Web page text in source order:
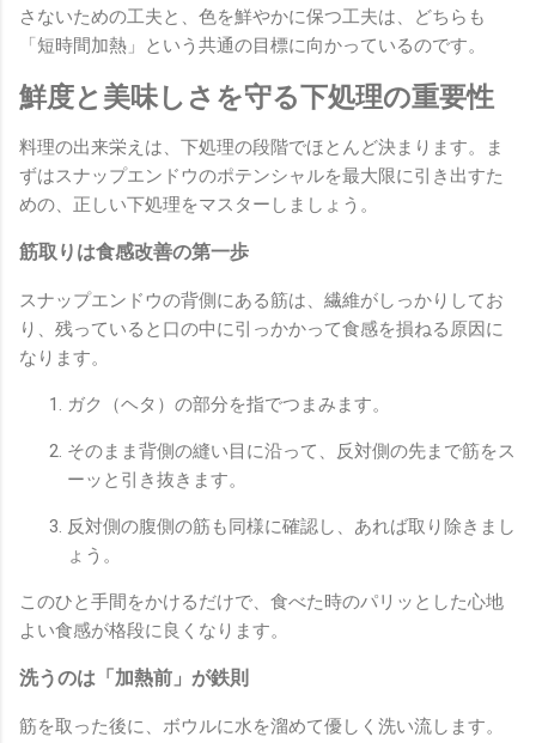
さないための工夫と、色を鮮やかに保つ工夫は、どちらも
「短時間加熱」という共通の目標に向かっているのです。
鮮度と美味しさを守る下処理の重要性
料理の出来栄えは、下処理の段階でほとんど決まります。ま
ずはスナップエンドウのポテンシャルを最大限に引き出すた
めの、正しい下処理をマスターしましょう。
筋取りは食感改善の第一歩
スナップエンドウの背側にある筋は、繊維がしっかりしてお
り、残っていると口の中に引っかかって食感を損ねる原因に
なります。
ガク（ヘタ）の部分を指でつまみます。
そのまま背側の縫い目に沿って、反対側の先まで筋をス
ーッと引き抜きます。
反対側の腹側の筋も同様に確認し、あれば取り除きまし
ょう。
このひと手間をかけるだけで、食べた時のパリッとした心地
よい食感が格段に良くなります。
洗うのは「加熱前」が鉄則
筋を取った後に、ボウルに水を溜めて優しく洗い流します。